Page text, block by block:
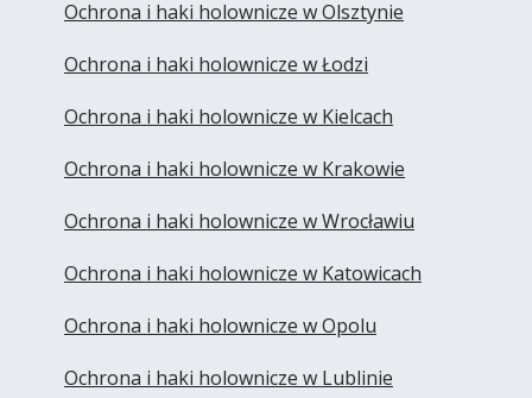
Ochrona i haki holownicze w Olsztynie
Ochrona i haki holownicze w Łodzi
Ochrona i haki holownicze w Kielcach
Ochrona i haki holownicze w Krakowie
Ochrona i haki holownicze w Wrocławiu
Ochrona i haki holownicze w Katowicach
Ochrona i haki holownicze w Opolu
Ochrona i haki holownicze w Lublinie